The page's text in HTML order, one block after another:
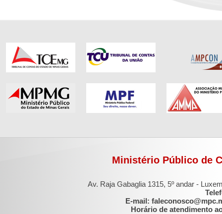
Ministério Público de
Av. Raja Gabaglia 1315, 5º andar -
E-mail:
Horário de atendimento